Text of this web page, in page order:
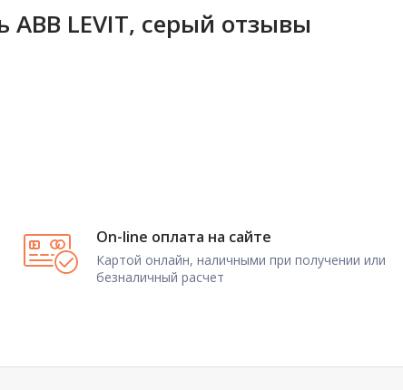
LEVIT, серый отзывы
On-line оплата на сайте
Картой онлайн, наличными при получении или
безналичный расчет